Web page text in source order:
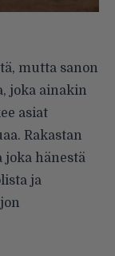
mutta sanon
joka ainakin
asiat
Rakastan
joka hänestä
ja